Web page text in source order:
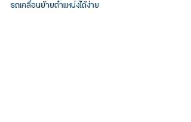
รถเคลื่อนย้้ายตำแหน่งได้ง่าย